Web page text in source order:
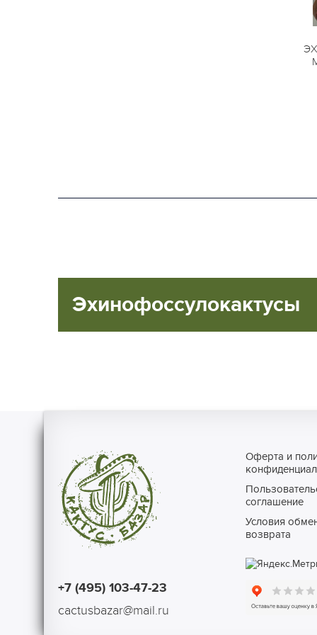
Эхинофоссулокактусы
+7 (495) 103-47-23
cactusbazar@mail.ru
Оферта и
соглашение
Условия
возврата